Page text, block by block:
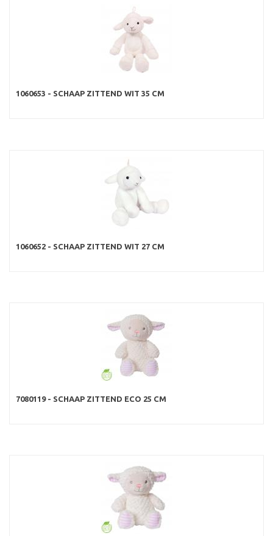
1060653 - SCHAAP ZITTEND WIT 35 CM
1060652 - SCHAAP ZITTEND WIT 27 CM
7080119 - SCHAAP ZITTEND ECO 25 CM